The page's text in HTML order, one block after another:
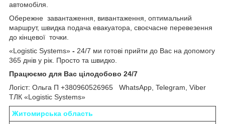
автомобіля.
Обережне завантаження, вивантаження, оптимальний
маршрут, швидка подача евакуатора, своєчасне перевезення
до кінцевої точки.
«Logistic Systems» - 24/7 ми готові прийти до Вас на допомогу
365 днів у рік. Просто та швидко.
Працюємо для Вас цілодобово 24/7
Логіст: Ольга П +380960526965 WhatsApp, Telegram, Viber
ТЛК «Logistic Systems»
Житомирська область